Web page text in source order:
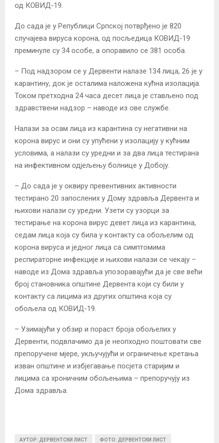
од КОВИД-19.
До сада је у Републици Српској потврђено је 820
случајева вируса корона, од посљедица КОВИД-19
преминуле су 34 особе, а опоравило се 381 особа.
– Под надзором се у Дервенти налазе 134 лица, 26 је у
карантину, док је осталима наложена кућна изолација.
Током претходна 24 часа десет лица је стављено под
здравствени надзор – наводе из ове службе.
Налази за осам лица из карантина су негативни на
корона вирус и они су упућени у изолацију у кућним
условима, а налази су уредни и за два лица тестирана
на инфективном одјељењу болнице у Добоју.
– До сада је у оквиру превентивних активности
тестирано 20 запослених у Дому здравља Дервента и
њихови налази су уредни. Узети су узорци за
тестирање на корона вирус девет лица из карантина,
седам лица која су била у контакту са обољелим од
корона вируса и једног лица са симптомима
респираторне инфекције и њихови налази се чекају –
наводе из Дома здравља упозоравајући да је све већи
број становника општине Дервента који су били у
контакту са лицима из других општина која су
обољела од КОВИД-19.
– Узимајући у обзир и пораст броја обољелих у
Дервенти, подвлачимо да је неопходно поштовати све
препоручене мјере, укључујући и ограничење кретања
изван општине и избјегавање посјета старијим и
лицима са хроничним обољењима – препоручују из
Дома здравља.
АУТОР: ДЕРВЕНТСКИ ЛИСТ ФОТО: ДЕРВЕНТСКИ ЛИСТ